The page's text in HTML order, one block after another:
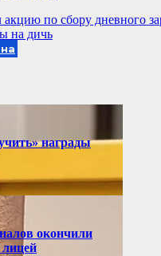
по сбору дневного
на дичь
награды
окончили